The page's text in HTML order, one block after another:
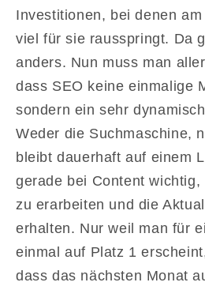
Investitionen, bei denen
viel für sie rausspringt. Da
anders. Nun muss man
dass SEO keine einmalige
sondern ein sehr
Weder die Suchmaschine,
bleibt dauerhaft auf einem
gerade bei Content
zu erarbeiten und die
erhalten. Nur weil man für
einmal auf Platz 1
dass das nächsten Monat